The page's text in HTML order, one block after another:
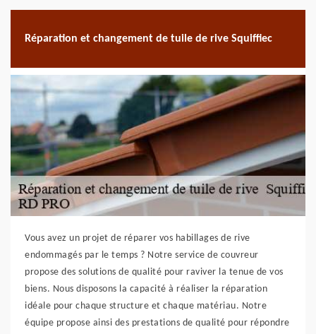
Réparation et changement de tuile de rive Squiffiec
Vous avez un projet de réparer vos habillages de rive
endommagés par le temps ? Notre service de couvreur
propose des solutions de qualité pour raviver la tenue de vos
biens. Nous disposons la capacité à réaliser la réparation
idéale pour chaque structure et chaque matériau. Notre
équipe propose ainsi des prestations de qualité pour répondre